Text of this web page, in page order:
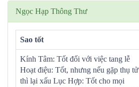
Ngọc Hạp Thông Thư
Sao tốt
Kính Tâm: Tốt đối với việc tang lễ
Hoạt điệu: Tốt, nhưng nếu gặp thụ tử
thì lại xấu Lục Hợp: Tốt cho mọi